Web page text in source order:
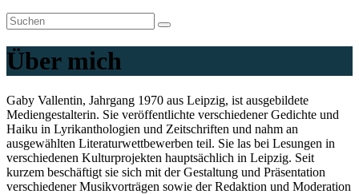
Über mich
Gaby Vallentin, Jahrgang 1970 aus Leipzig, ist ausgebildete
Mediengestalterin. Sie veröffentlichte verschiedener Gedichte und
Haiku in Lyrikanthologien und Zeitschriften und nahm an
ausgewählten Literaturwettbewerben teil. Sie las bei Lesungen in
verschiedenen Kulturprojekten hauptsächlich in Leipzig. Seit
kurzem beschäftigt sie sich mit der Gestaltung und Präsentation
verschiedener Musikvorträgen sowie der Redaktion und Moderation